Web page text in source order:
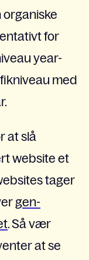
for
year-
med
at slå
website et
tager
gen-
. Så vær
at se